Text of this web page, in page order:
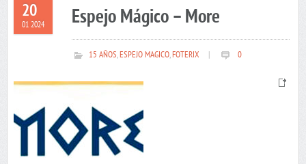
20
01 2024 Espejo Mágico – More
15 AÑOS,ESPEJO MAGICO,FOTERIX 0